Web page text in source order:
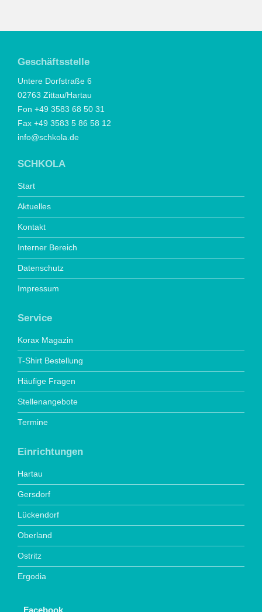
Geschäftsstelle
Untere Dorfstraße 6
02763 Zittau/Hartau
Fon +49 3583 68 50 31
Fax +49 3583 5 86 58 12
info@schkola.de
SCHKOLA
Start
Aktuelles
Kontakt
Interner Bereich
Datenschutz
Impressum
Service
Korax Magazin
T-Shirt Bestellung
Häufige Fragen
Stellenangebote
Termine
Einrichtungen
Hartau
Gersdorf
Lückendorf
Oberland
Ostritz
Ergodia
Facebook